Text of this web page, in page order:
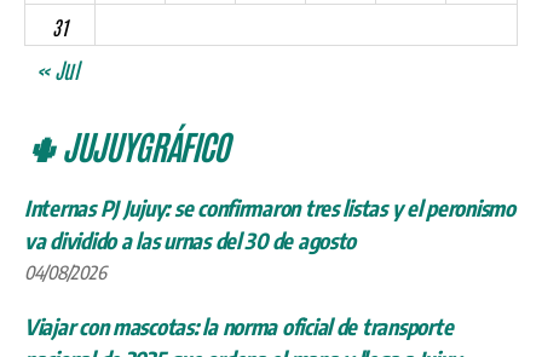
31
« Jul
🌵 JUJUYGRÁFICO
Internas PJ Jujuy: se confirmaron tres listas y el peronismo
va dividido a las urnas del 30 de agosto
04/08/2026
Viajar con mascotas: la norma oficial de transporte